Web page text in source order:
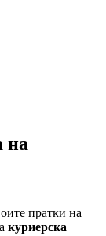
на
пратки на
куриерска